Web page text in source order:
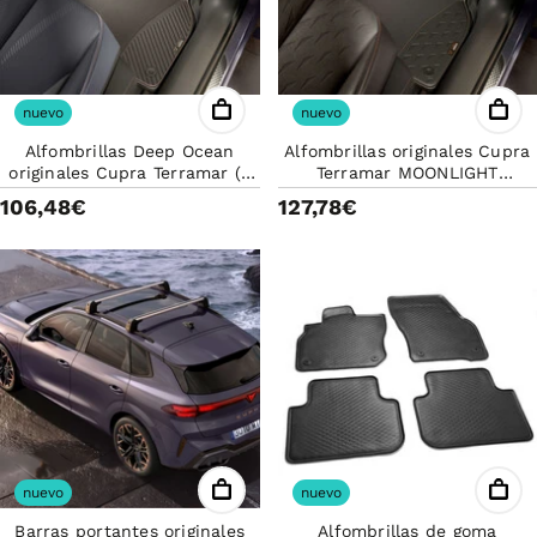
Alfombrillas Deep Ocean
originales Cupra Terramar (4
pzas) 578863011BLOE
106,48€
nuevo
Alfombrillas originales Cupra
Terramar MOONLIGHT
578863011ALOE (4 PZAS)
127,78€
nuevo
Barras portantes originales
nuevo
Alfombrillas de goma
nuevo